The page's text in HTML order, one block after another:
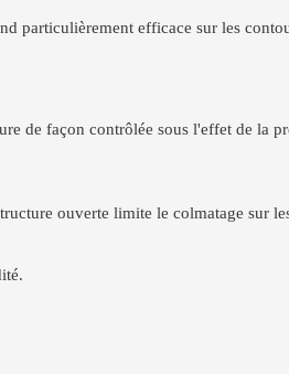
particulièrement efficace sur les
de façon contrôlée sous l'effet de la
ouverte limite le colmatage sur